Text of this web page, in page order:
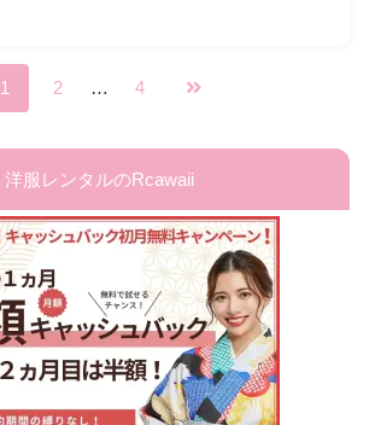
1 2 … 4
洋服レンタルのRcawaii